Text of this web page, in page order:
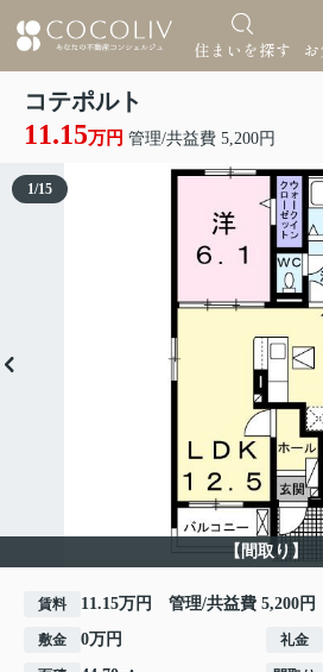
コテポルト
11.15万円 管理/共益費 5,200円
【間取り】
1/15
賃料 11.15万円 管理/共益費 5,200円
敷金 0万円 礼金